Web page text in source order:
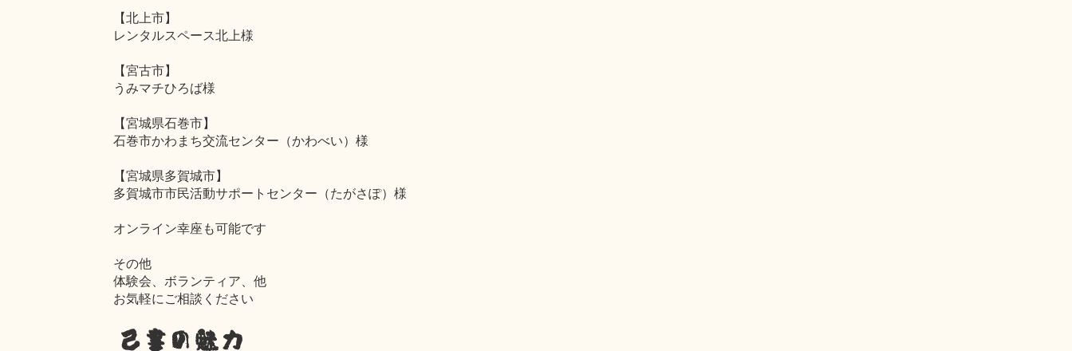
【北上市】
レンタルスペース北上様
【宮古市】
うみマチひろば様
【宮城県石巻市】
石巻市かわまち交流センター（かわべい）様
【宮城県多賀城市】
多賀城市市民活動サポートセンター（たがさぽ）様
オンライン幸座も可能です
その他
体験会、ボランティア、他
お気軽にご相談ください
己書の魅力